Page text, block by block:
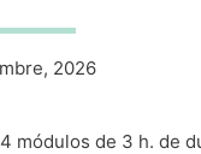
2026
módulos de 3 h. de